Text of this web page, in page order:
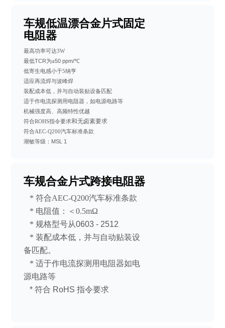
机械强度高、高频特性优越
符合RoHS指令要求
符合无卤素要求
潮敏等级MSL 1
车规低温漂合金片式固定
电阻器
最高功率可达3W
最低TCR为±50 ppm/℃
低寄生电感小于5纳亨
适应再流焊与波峰焊
装配成本低，并与自动装贴设备匹配
适于作电流探测用电阻器，如电源电路等
机械强度高、高频特性优越
符合ROHS指令要求和无卤素要求
符合AEC-Q200汽车标准条款
潮敏等级： MSL 1
车规合金片式跨接电阻器
* 符合AEC-Q200汽车标准条款
* 电阻值：
＜0.5mΩ
* 规格型号从0603 - 2512
* 装配成本低，并与自动贴装设
备匹配。
* 适于作电流探测用电阻器如电
源电路等
*符合 RoHS指令要求